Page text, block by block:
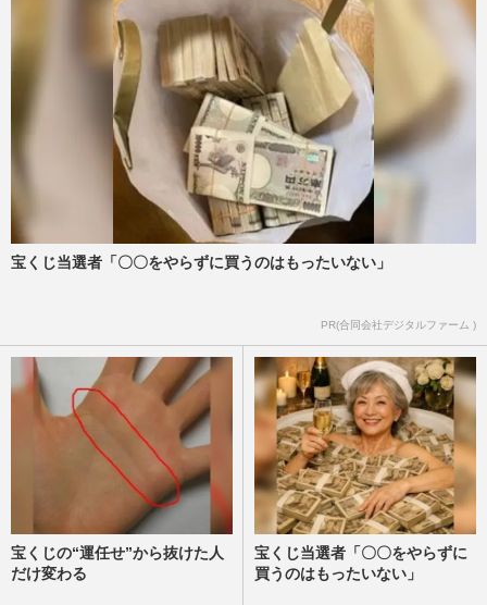
宝くじ当選者「〇〇をやらずに買うのはもったいない」
PR(合同会社デジタルファーム )
宝くじの“運任せ”から抜けた人
だけ変わる
宝くじ当選者「〇〇をやらずに
買うのはもったいない」